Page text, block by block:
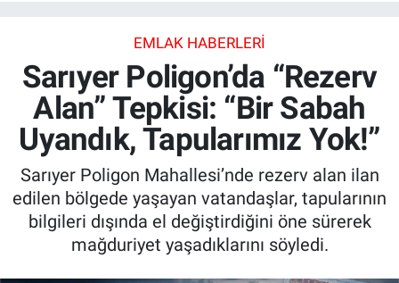
EMLAK HABERLERI
Sarıyer Poligon’da “Rezerv
Alan” Tepkisi: “Bir Sabah
Uyandık, Tapularımız Yok!”
Sarıyer Poligon Mahallesi’nde rezerv alan ilan
edilen bölgede yaşayan vatandaşlar, tapularının
bilgileri dışında el değiştirdiğini öne sürerek
mağduriyet yaşadıklarını söyledi.